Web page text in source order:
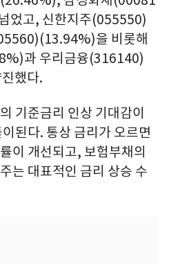
었고, 신한지주(055550)
을 비롯해
과 우리금융(316140)
했다.
기준금리 인상 기대감이
된다. 통상 금리가 오르면
이 개선되고, 보험부채의
는 대표적인 금리 상승 수